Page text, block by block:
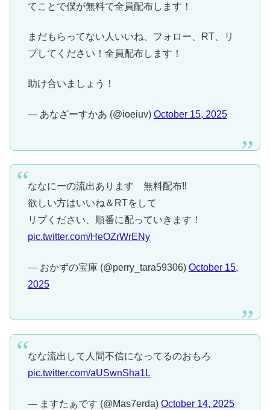
てことで僕が無料で全員配布します！
まだもらってない人いいね、フォロー、RT、リ
プしてください！全員配布します！
助け合いましょう！
— あなざーすかあ (@ioeiuv) October 15, 2025
ななにーの流出あります 無料配布‼️
欲しい方はいいね＆RTをして
リプください、順番に配っていきます！
pic.twitter.com/HeOZrWrENy
— おかずの宝庫 (@perry_tara59306) October 15,
2025
なな流出して人間不信になってるのおもろ
pic.twitter.com/aUSwnSha1L
— ますたぁです (@Mas7erda) October 14, 2025